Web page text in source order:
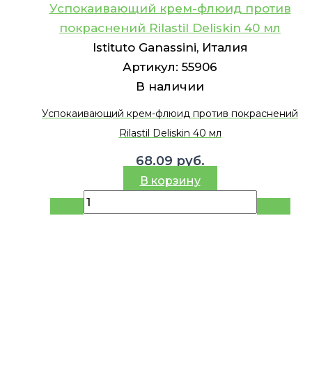
Успокаивающий крем-флюид против
покраснений Rilastil Deliskin 40 мл
Istituto Ganassini, Италия
Артикул: 55906
В наличии
Успокаивающий крем-флюид против покраснений
Rilastil Deliskin 40 мл
68.09 руб.
В корзину